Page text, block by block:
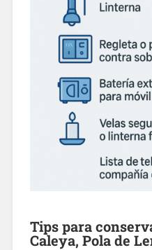
Tips para
Caleya, Pola de